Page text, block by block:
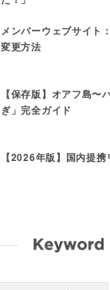
メンバーウェブサイト
変更方法
【保存版】オアフ島〜
ぎ」完全ガイド
【2026年版】国内提